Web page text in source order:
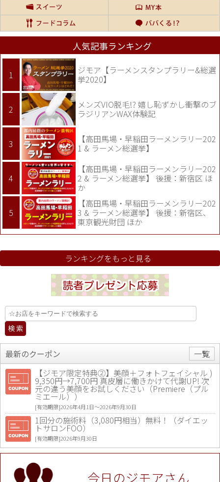
人気記事ランキング
ジモア【ラーメンスタンプラリー&総選
挙2020】
メンズVIO脱毛!? 嬉し恥ずかし衝撃のブ
ラジリアンWAX体験記
【高田馬場・早稲田ラーメンラリー202
1 & ラーメン総選挙】
【高田馬場・早稲田ラーメンラリー202
2 & ラーメン総選挙】 後援：新宿区 ほ
か
【高田馬場・早稲田ラーメンラリー202
3 & ラーメン総選挙】 後援：新宿区、
東京観光財団 ほか
ランキングをもっと見る
最新のクーポン
一覧
【ジモア限定特典②】美顔＋フォトフェイシャル )
9,350円→7,700円 真皮層に働きかけて代謝UP! 次
元の違う美顔をお試しください（Premiere（プル
ミエール））
[有効期限]2026年4月1日〜2026年9月30日
1回分の施術料（3,080円相当）無料！（ダイエッ
トサロンFOO）
[有効期限]2026年9月30日
値段提示後「ジモア見た」で更に買い取り金額 U
P！※チケットと新品商品は除く（大黒屋 高田馬場
駅前店） 今日のジモアさん